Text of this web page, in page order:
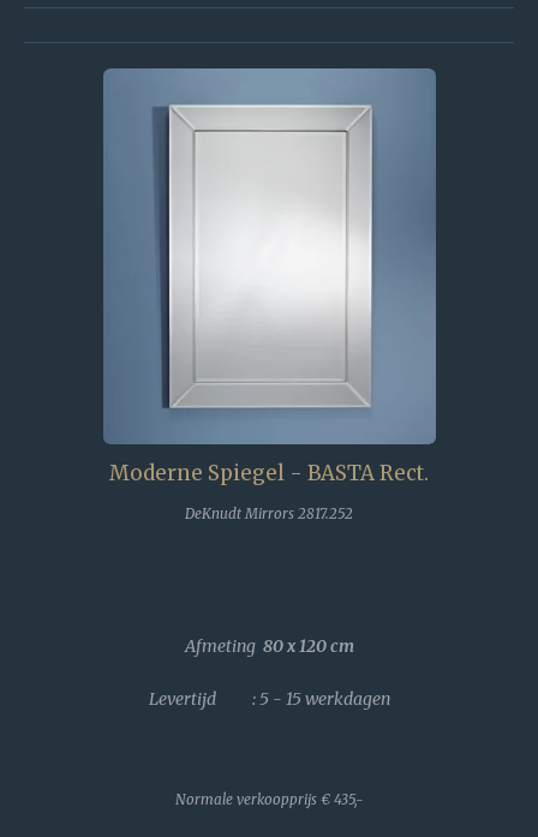
Moderne Spiegel - BASTA Rect.
DeKnudt Mirrors 2817.252
Afmeting80 x 120cm
Levertijd : 5 - 15 werkdagen
Normale verkoopprijs € 435,-